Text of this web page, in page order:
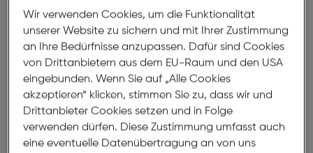
Produktbeschreibung
Samsung Back Cover Magnet
Galaxy S25 Clear
ArtNr.: 180007662
Schlank, stylisch und
beeindruckend
Wir verwenden Cookies, um die Funktionalität
unserer Website zu sichern und mit Ihrer Zustimmung
an Ihre Bedürfnisse anzupassen. Dafür sind Cookies
von Drittanbietern aus dem EU-Raum und den USA
eingebunden. Wenn Sie auf „Alle Cookies
akzeptieren“ klicken, stimmen Sie zu, dass wir und
Drittanbieter Cookies setzen und in Folge
verwenden dürfen. Diese Zustimmung umfasst auch
eine eventuelle Datenübertragung an von uns